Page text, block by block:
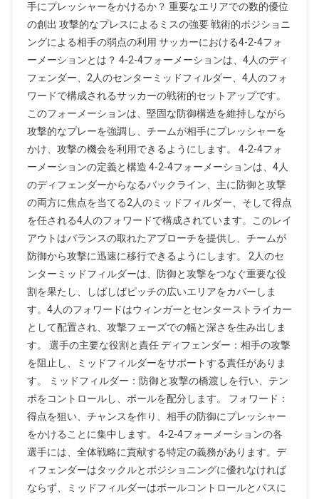
へ
の
プ
レ
ッ
シ
ャ
ー
手にプレッシャーをかけるか？ 重要なエリアでの数的優位
の創出 攻撃的なプレスによるミスの強要 戦術的ポジショニ
ングによる相手の弱点の利用 サッカーにおける4-2-4フォ
ーメーションとは？ 4-2-4フォーメーションは、4人のディ
フェンダー、2人のセンターミッドフィルダー、4人のフォ
ワードで構成されるサッカーの戦術的セットアップです。
このフォーメーションは、堅固な防御構造を維持しながら
攻撃的なプレーを強調し、チームが相手にプレッシャーを
かけ、攻撃の機会を利用できるようにします。 4-2-4フォ
ーメーションの定義と構造 4-2-4フォーメーションは、4人
のディフェンダーからなるバックライン、主に防御と攻撃
の両方に焦点を当てる2人のミッドフィルダー、そして得点
を任される4人のフォワードで構成されています。このレイ
アウトはバランスの取れたアプローチを提供し、チームが
防御から攻撃に迅速に移行できるようにします。 2人のセ
ンターミッドフィルダーは、防御と攻撃をつなぐ重要な役
割を果たし、しばしばピッチの広いエリアをカバーしま
す。4人のフォワードはウィンガーとセンターストライカー
として配置され、攻撃フェーズでの幅と深さを生み出しま
す。 選手の主要な役割と責任 ディフェンダー：相手の攻撃
を阻止し、ミッドフィルダーをサポートする責任がありま
す。 ミッドフィルダー：防御と攻撃の橋渡しを行い、テン
ポをコントロールし、ボールを配分します。 フォワード：
得点を狙い、チャンスを作り、相手の防御にプレッシャー
をかけることに集中します。 4-2-4フォーメーションの各
選手には、全体戦略に貢献する特定の義務があります。デ
ィフェンダーはタックルとポジショニングに優れなければ
ならず、ミッドフィルダーはボールコントロールとパスに